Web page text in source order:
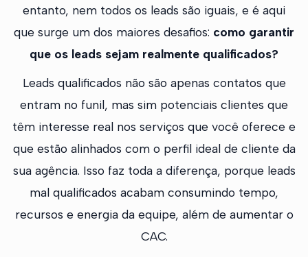
entanto, nem todos os leads são iguais, e é aqui
que surge um dos maiores desafios: como garantir
que os leads sejam realmente qualificados?
Leads qualificados não são apenas contatos que
entram no funil, mas sim potenciais clientes que
têm interesse real nos serviços que você oferece e
que estão alinhados com o perfil ideal de cliente da
sua agência. Isso faz toda a diferença, porque leads
mal qualificados acabam consumindo tempo,
recursos e energia da equipe, além de aumentar o
CAC.